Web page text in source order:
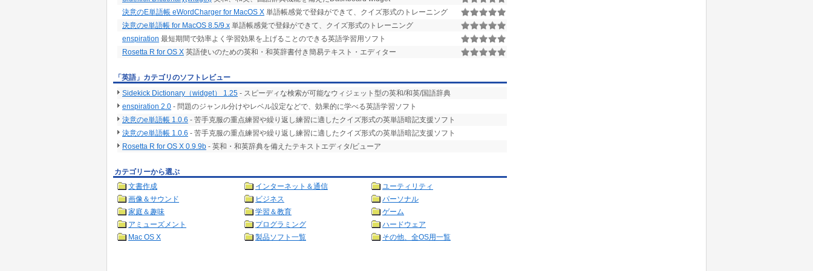
決意のE単語帳 eWordCharger for MacOS X 単語帳感覚で登録ができて、クイズ形式のトレーニング
決意のe単語帳 for MacOS 8.5/9.x 単語帳感覚で登録ができて、クイズ形式のトレーニング
enspiration 最短期間で効率よく学習効果を上げることのできる英語学習用ソフト
Rosetta R for OS X 英語使いのための英和・和英辞書付き簡易テキスト・エディター
「英語」カテゴリのソフトレビュー
Sidekick Dictionary（widget） 1.25 - スピーディな検索が可能なウィジェット型の英和/和英/国語辞典
enspiration 2.0 - 問題のジャンル分けやレベル設定などで、効果的に学べる英語学習ソフト
決意のe単語帳 1.0.6 - 苦手克服の重点練習や繰り返し練習に適したクイズ形式の英単語暗記支援ソフト
決意のe単語帳 1.0.6 - 苦手克服の重点練習や繰り返し練習に適したクイズ形式の英単語暗記支援ソフト
Rosetta R for OS X 0.9.9b - 英和・和英辞典を備えたテキストエディタ/ビューア
カテゴリーから選ぶ
文書作成
インターネット＆通信
ユーティリティ
画像＆サウンド
ビジネス
パーソナル
家庭＆趣味
学習＆教育
ゲーム
アミューズメント
プログラミング
ハードウェア
Mac OS X
製品ソフト一覧 その他、全OS用一覧